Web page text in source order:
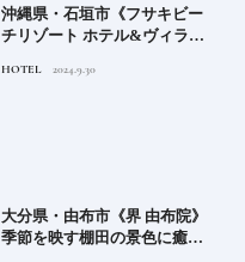
沖縄県・石垣市《フサキビー
チリゾート ホテル&ヴィラ
でゆるりと島時間を楽しむ
HOTEL 2024.9.30
大分県・由布市《界 由布院》
季節を映す棚田の景色に癒さ